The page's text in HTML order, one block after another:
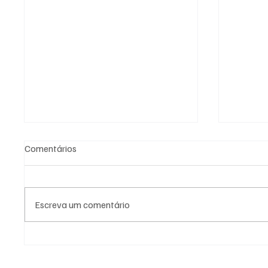
Comentários
Escreva um comentário